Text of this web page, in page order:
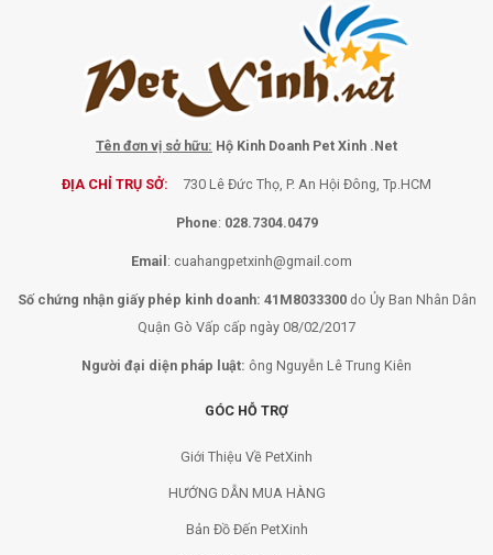
Tên đơn vị sở hữu: Hộ Kinh Doanh Pet Xinh .Net
ĐỊA CHỈ TRỤ SỞ: 730 Lê Đức Thọ, P. An Hội Đông, Tp.HCM
Phone: 028.7304.0479
Email: cuahangpetxinh@gmail.com
Số chứng nhận giấy phép kinh doanh: 41M8033300do Ủy Ban Nhân Dân
Quận Gò Vấp cấp ngày 08/02/2017
Người đại diện pháp luật: ông Nguyễn Lê Trung Kiên
GÓC HỖ TRỢ
Giới Thiệu Về PetXinh
HƯỚNG DẪN MUA HÀNG
Bản Đồ Đến PetXinh